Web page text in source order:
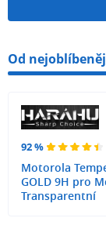
Od
92 %
Motorola
GOLD 9H pro
Transparentní